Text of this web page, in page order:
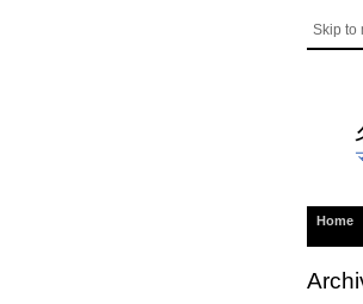
Skip to
Home